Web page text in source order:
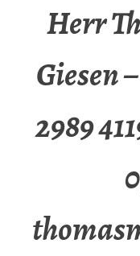
Herr
Giesen
2989